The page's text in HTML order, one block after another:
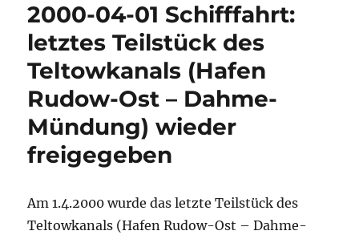
2000-04-01 Schifffahrt:
letztes Teilstück des
Teltowkanals (Hafen
Rudow-Ost – Dahme-
Mündung) wieder
freigegeben
Am 1.4.2000 wurde das letzte Teilstück des
Teltowkanals (Hafen Rudow-Ost – Dahme-